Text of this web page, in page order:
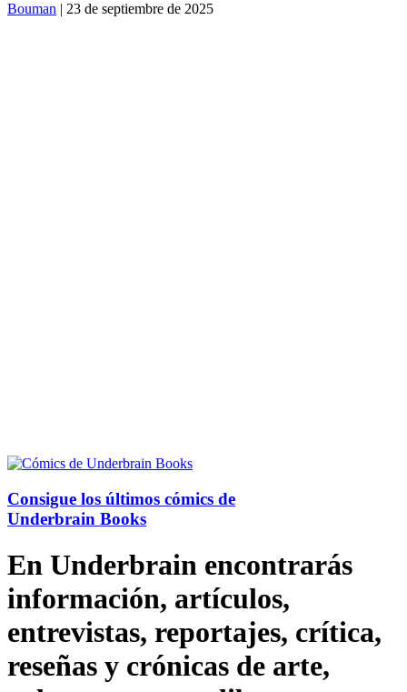
Bouman | 23 de septiembre de 2025
Consigue los últimos cómics de
Underbrain Books
En Underbrain encontrarás
información, artículos,
entrevistas, reportajes, crítica,
reseñas y crónicas de arte,